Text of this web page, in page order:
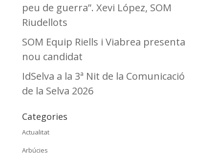
peu de guerra”. Xevi López, SOM
Riudellots
SOM Equip Riells i Viabrea presenta
nou candidat
IdSelva a la 3ª Nit de la Comunicació
de la Selva 2026
Categories
Actualitat
Arbúcies